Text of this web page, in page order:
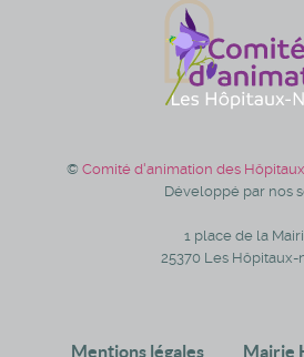
© Comité d'animation des
Développé par nos
1 place de la
25370 Les Hôpitaux-
Mentions légales Mairie